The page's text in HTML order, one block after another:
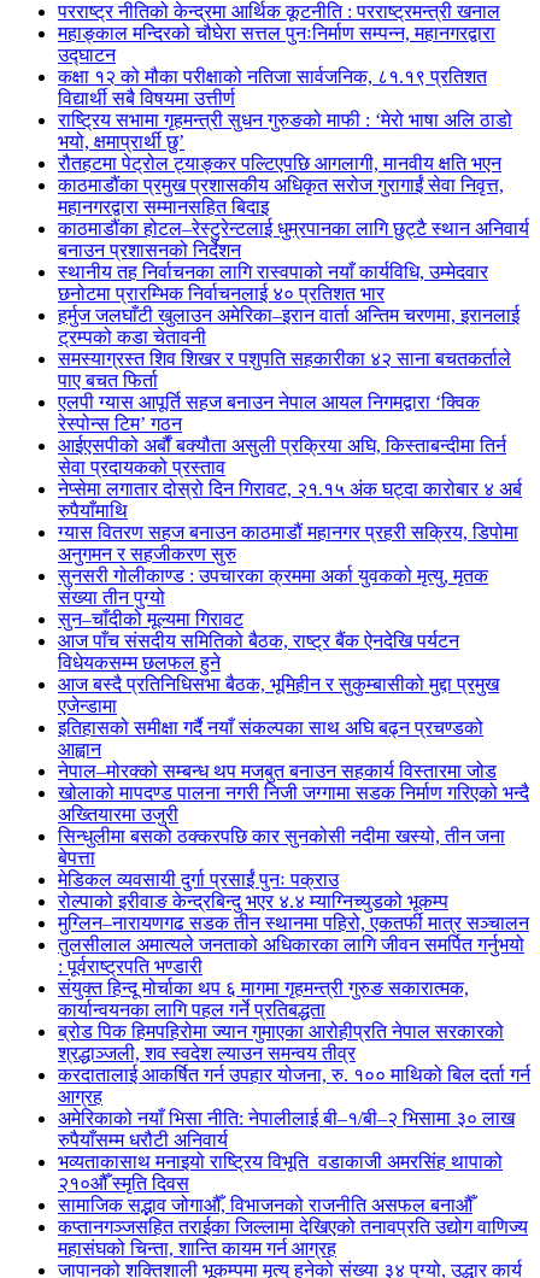
परराष्ट्र नीतिको केन्द्रमा आर्थिक कूटनीति : परराष्ट्रमन्त्री खनाल
महाङ्काल मन्दिरको चौघेरा सत्तल पुनःनिर्माण सम्पन्न, महानगरद्वारा
उद्घाटन
कक्षा १२ को मौका परीक्षाको नतिजा सार्वजनिक, ८१.१९ प्रतिशत
विद्यार्थी सबै विषयमा उत्तीर्ण
राष्ट्रिय सभामा गृहमन्त्री सुधन गुरुङको माफी : ‘मेरो भाषा अलि ठाडो
भयो, क्षमाप्रार्थी छु’
रौतहटमा पेट्रोल ट्याङ्कर पल्टिएपछि आगलागी, मानवीय क्षति भएन
काठमाडौंका प्रमुख प्रशासकीय अधिकृत सरोज गुरागाईं सेवा निवृत्त,
महानगरद्वारा सम्मानसहित बिदाइ
काठमाडौंका होटल–रेस्टुरेन्टलाई धुम्रपानका लागि छुट्टै स्थान अनिवार्य
बनाउन प्रशासनको निर्देशन
स्थानीय तह निर्वाचनका लागि रास्वपाको नयाँ कार्यविधि, उम्मेदवार
छनोटमा प्रारम्भिक निर्वाचनलाई ४० प्रतिशत भार
हर्मुज जलघाँटी खुलाउन अमेरिका–इरान वार्ता अन्तिम चरणमा, इरानलाई
ट्रम्पको कडा चेतावनी
समस्याग्रस्त शिव शिखर र पशुपति सहकारीका ४२ साना बचतकर्ताले
पाए बचत फिर्ता
एलपी ग्यास आपूर्ति सहज बनाउन नेपाल आयल निगमद्वारा ‘क्विक
रेस्पोन्स टिम’ गठन
आईएसपीको अर्बौं बक्यौता असुली प्रक्रिया अघि, किस्ताबन्दीमा तिर्न
सेवा प्रदायकको प्रस्ताव
नेप्सेमा लगातार दोस्रो दिन गिरावट, २१.१५ अंक घट्दा कारोबार ४ अर्ब
रुपैयाँमाथि
ग्यास वितरण सहज बनाउन काठमाडौं महानगर प्रहरी सक्रिय, डिपोमा
अनुगमन र सहजीकरण सुरु
सुनसरी गोलीकाण्ड : उपचारका क्रममा अर्का युवकको मृत्यु, मृतक
संख्या तीन पुग्यो
सुन–चाँदीको मूल्यमा गिरावट
आज पाँच संसदीय समितिको बैठक, राष्ट्र बैंक ऐनदेखि पर्यटन
विधेयकसम्म छलफल हुने
आज बस्दै प्रतिनिधिसभा बैठक, भूमिहीन र सुकुम्बासीको मुद्दा प्रमुख
एजेन्डामा
इतिहासको समीक्षा गर्दै नयाँ संकल्पका साथ अघि बढ्न प्रचण्डको
आह्वान
नेपाल–मोरक्को सम्बन्ध थप मजबुत बनाउन सहकार्य विस्तारमा जोड
खोलाको मापदण्ड पालना नगरी निजी जग्गामा सडक निर्माण गरिएको भन्दै
अख्तियारमा उजुरी
सिन्धुलीमा बसको ठक्करपछि कार सुनकोसी नदीमा खस्यो, तीन जना
बेपत्ता
मेडिकल व्यवसायी दुर्गा प्रसाईं पुनः पक्राउ
रोल्पाको इरीवाङ केन्द्रबिन्दु भएर ४.४ म्याग्निच्युडको भूकम्प
मुग्लिन–नारायणगढ सडक तीन स्थानमा पहिरो, एकतर्फी मात्र सञ्चालन
तुलसीलाल अमात्यले जनताको अधिकारका लागि जीवन समर्पित गर्नुभयो
: पूर्वराष्ट्रपति भण्डारी
संयुक्त हिन्दू मोर्चाका थप ६ मागमा गृहमन्त्री गुरुङ सकारात्मक,
कार्यान्वयनका लागि पहल गर्ने प्रतिबद्धता
ब्रोड पिक हिमपहिरोमा ज्यान गुमाएका आरोहीप्रति नेपाल सरकारको
श्रद्धाञ्जली, शव स्वदेश ल्याउन समन्वय तीव्र
करदातालाई आकर्षित गर्न उपहार योजना, रु. १०० माथिको बिल दर्ता गर्न
आग्रह
अमेरिकाको नयाँ भिसा नीति: नेपालीलाई बी–१/बी–२ भिसामा ३० लाख
रुपैयाँसम्म धरौटी अनिवार्य
भव्यताकासाथ मनाइयो राष्ट्रिय विभूति वडाकाजी अमरसिंह थापाको
२१०औँ स्मृति दिवस
सामाजिक सद्भाव जोगाऔँ, विभाजनको राजनीति असफल बनाऔँ
कप्तानगञ्जसहित तराईका जिल्लामा देखिएको तनावप्रति उद्योग वाणिज्य
महासंघको चिन्ता, शान्ति कायम गर्न आग्रह
जापानको शक्तिशाली भूकम्पमा मृत्यु हुनेको संख्या ३४ पुग्यो, उद्धार कार्य